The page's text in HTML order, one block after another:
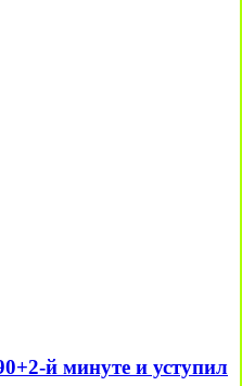
й минуте и уступил